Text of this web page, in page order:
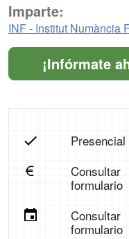
Imparte:
INF - Institut Numància
¡Infórmate
formulario
formulario